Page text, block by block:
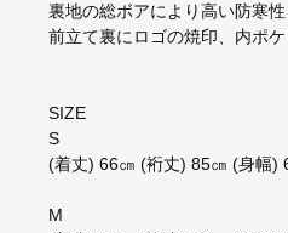
裏地の総ボアにより高い防寒性
前立て裏にロゴの焼印、内ポケ
SIZE
S
(着丈) 66㎝ (裄丈) 85㎝ (身幅)
M